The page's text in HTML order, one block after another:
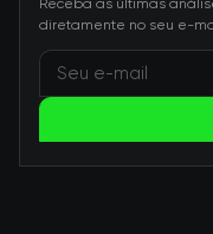
Receba as últimas
diretamente no seu e-